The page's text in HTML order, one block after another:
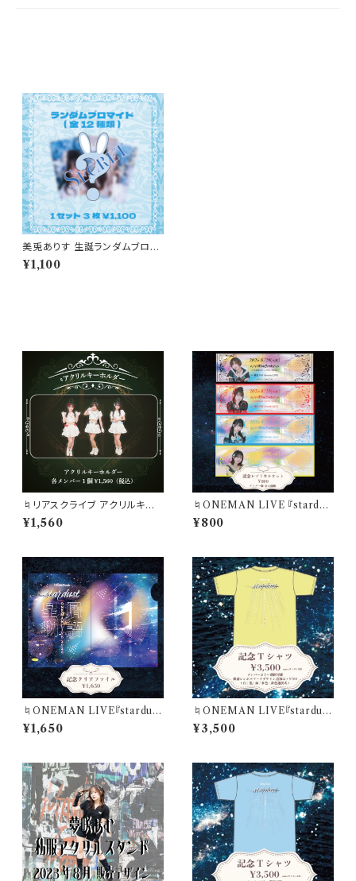
美兎ありす 生誕ランダムブロマ
イド(1セット3枚)
¥1,100
♮リアスクライブ アクリルキー
ホルダー
¥1,560
♮ONEMAN LIVE 『stardus
t』記念レプリカチケット
¥800
♮ONEMAN LIVE『stardus
t』記念クリアファイル(A5サイ
ズ)
¥1,650
♮ONEMAN LIVE『stardus
t』記念Tシャツ【黄色】
¥3,500